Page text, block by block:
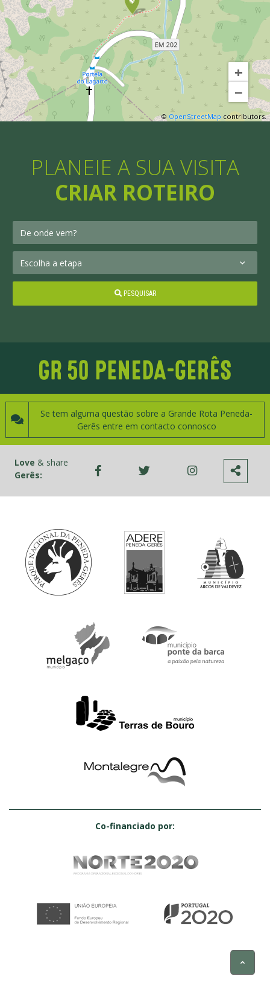
+
−
© OpenStreetMap contributors.
PLANEIE A SUA VISITA
CRIAR ROTEIRO
PESQUISAR
Se tem alguma questão sobre a Grande Rota Peneda-
Gerês entre em contacto connosco
Love & share
Gerês:
Co-financiado por: